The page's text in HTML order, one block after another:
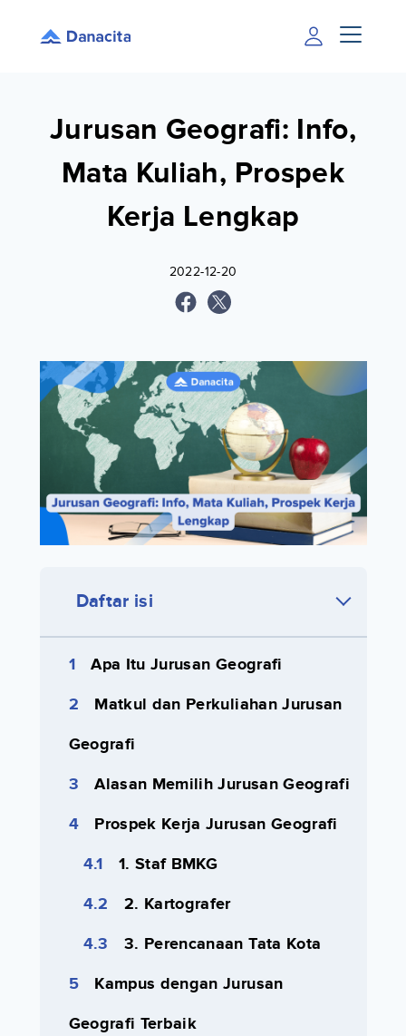
Jurusan Geografi: Info,
Mata Kuliah, Prospek
Kerja Lengkap
2022-12-20
Daftar isi
Apa Itu Jurusan Geografi
Matkul dan Perkuliahan Jurusan
Geografi
Alasan Memilih Jurusan Geografi
Prospek Kerja Jurusan Geografi
1. Staf BMKG
2. Kartografer
3. Perencanaan Tata Kota
Kampus dengan Jurusan
Geografi Terbaik